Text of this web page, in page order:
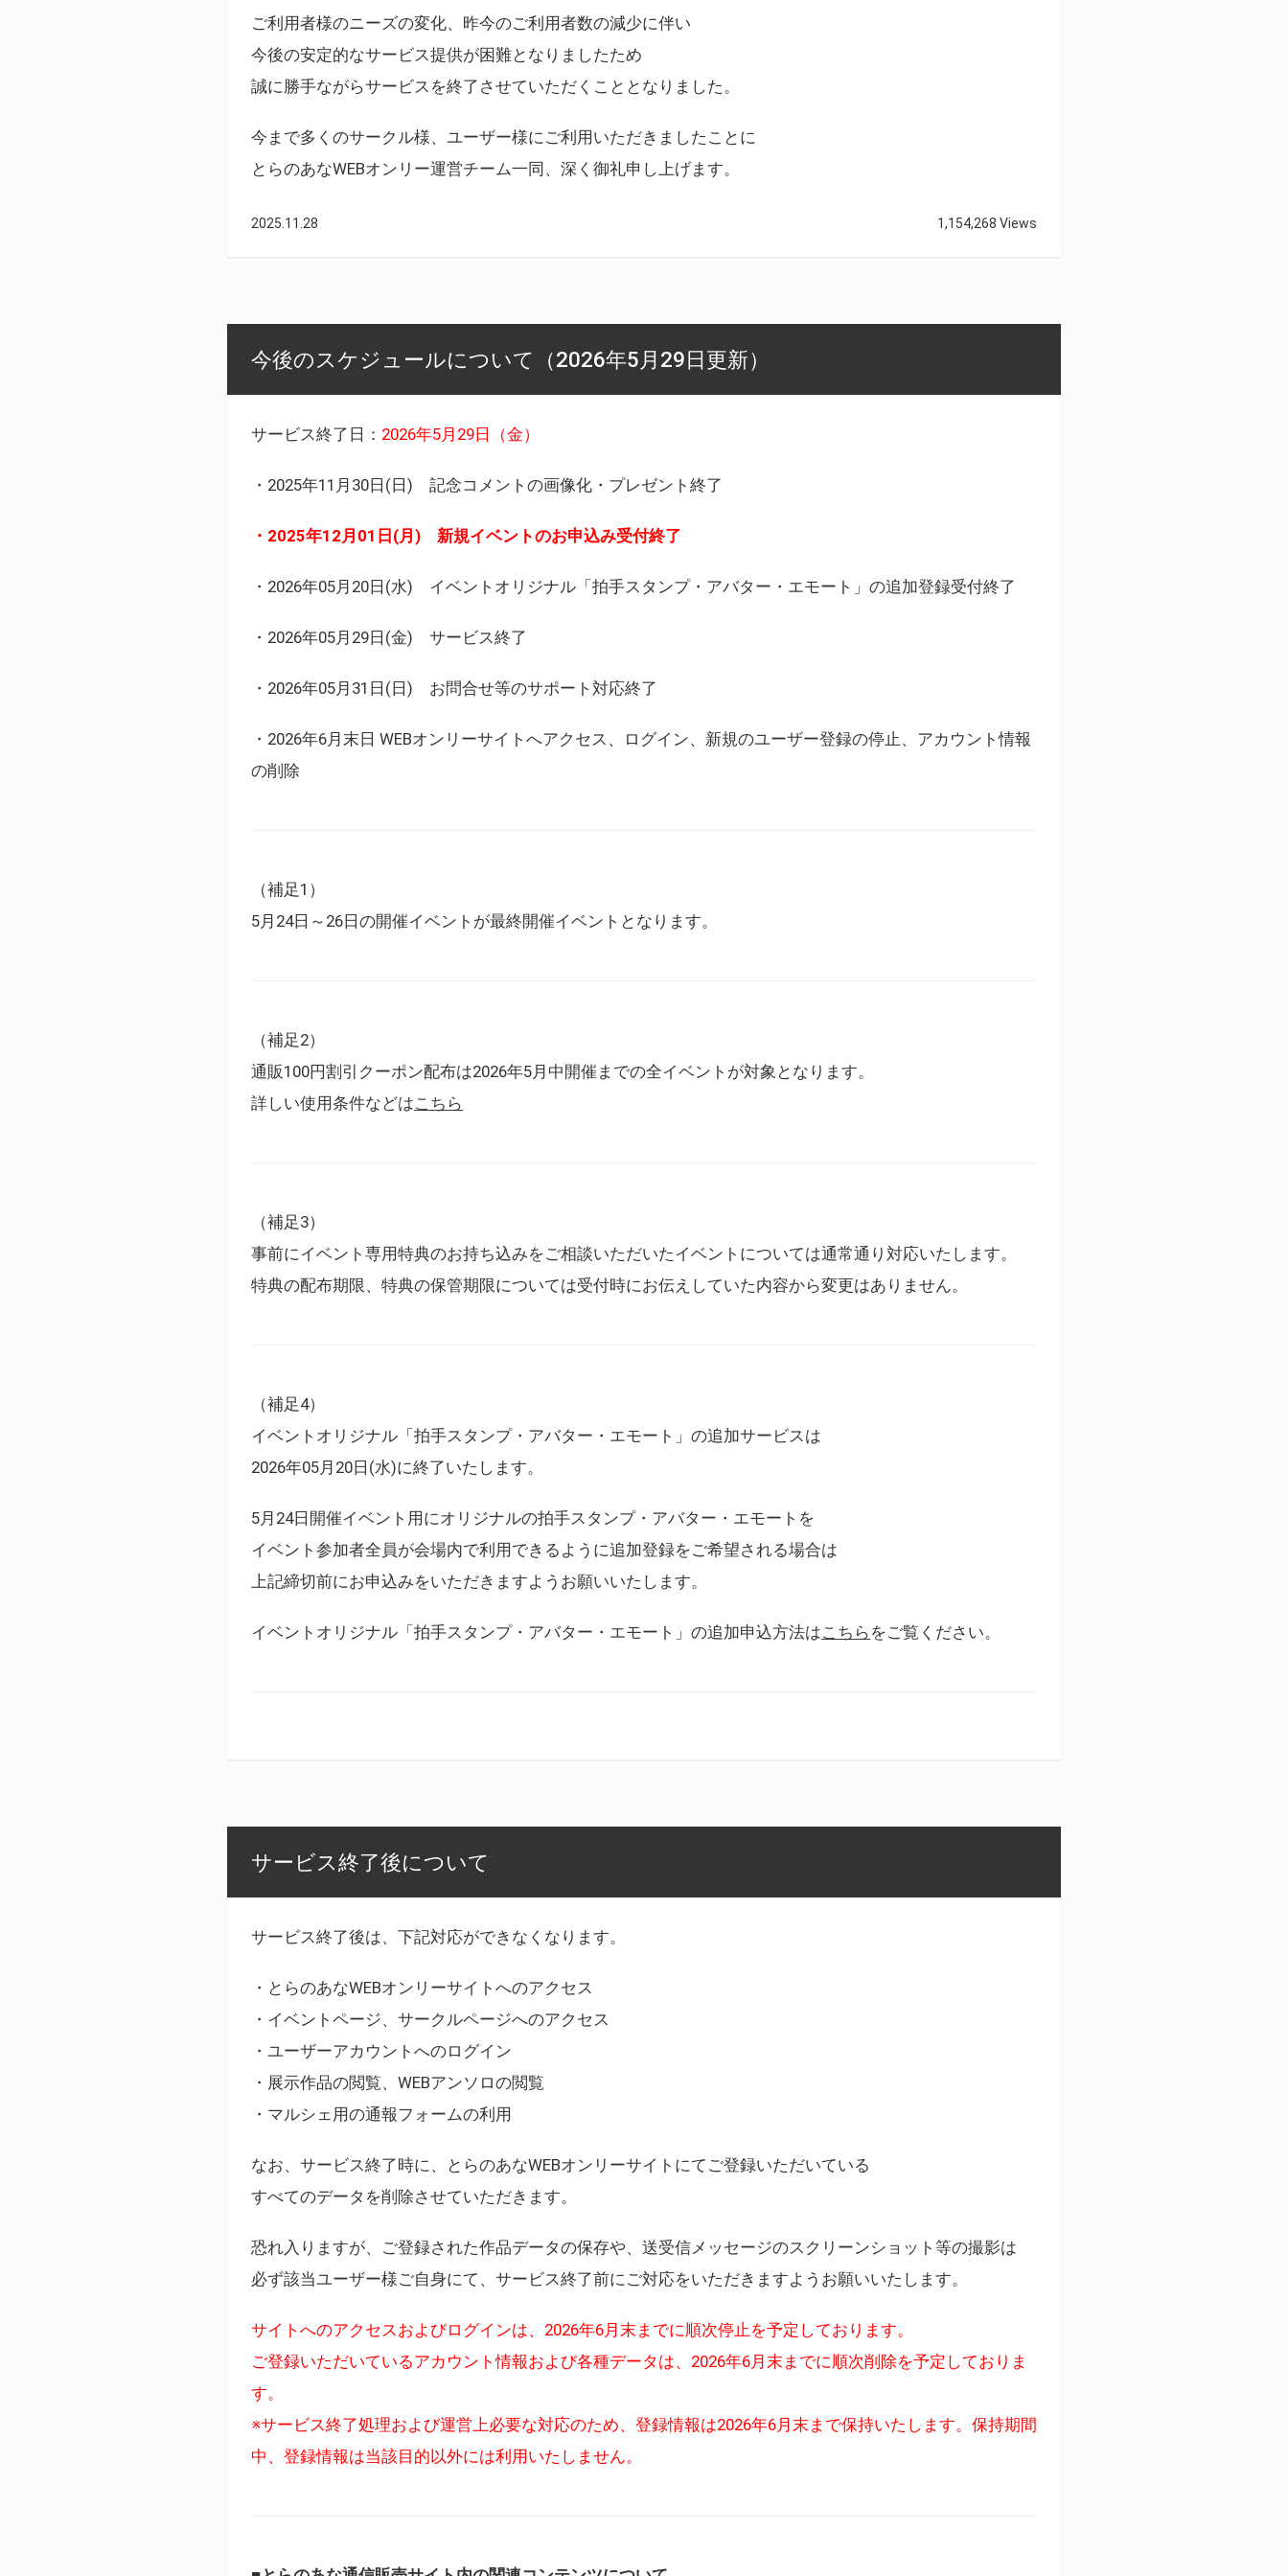
ご利用者様のニーズの変化、昨今のご利用者数の減少に伴い
今後の安定的なサービス提供が困難となりましたため
誠に勝手ながらサービスを終了させていただくこととなりました。
今まで多くのサークル様、ユーザー様にご利用いただきましたことに
とらのあなWEBオンリー運営チーム一同、深く御礼申し上げます。
2025.11.28 1,154,268 Views
今後のスケジュールについて（2026年5月29日更新）
サービス終了日： 2026年5月29日（金）
・2025年11月30日(日) 記念コメントの画像化・プレゼント終了
・2025年12月01日(月) 新規イベントのお申込み受付終了
・2026年05月20日(水) イベントオリジナル「拍手スタンプ・アバター・エモート」の追加登録受付終了
・2026年05月29日(金) サービス終了
・2026年05月31日(日) お問合せ等のサポート対応終了
・2026年6月末日 WEBオンリーサイトへアクセス、ログイン、新規のユーザー登録の停止、アカウント情報
の削除
（補足1）
5月24日～26日の開催イベントが最終開催イベントとなります。
（補足2）
通販100円割引クーポン配布は2026年5月中開催までの全イベントが対象となります。
詳しい使用条件などはこちら
（補足3）
事前にイベント専用特典のお持ち込みをご相談いただいたイベントについては通常通り対応いたします。
特典の配布期限、特典の保管期限については受付時にお伝えしていた内容から変更はありません。
（補足4）
イベントオリジナル「拍手スタンプ・アバター・エモート」の追加サービスは
2026年05月20日(水)に終了いたします。
5月24日開催イベント用にオリジナルの拍手スタンプ・アバター・エモートを
イベント参加者全員が会場内で利用できるように追加登録をご希望される場合は
上記締切前にお申込みをいただきますようお願いいたします。
イベントオリジナル「拍手スタンプ・アバター・エモート」の追加申込方法はこちら をご覧ください。
サービス終了後について
サービス終了後は、下記対応ができなくなります。
・とらのあなWEBオンリーサイトへのアクセス
・イベントページ、サークルページへのアクセス
・ユーザーアカウントへのログイン
・展示作品の閲覧、WEBアンソロの閲覧
・マルシェ用の通報フォームの利用
なお、サービス終了時に、とらのあなWEBオンリーサイトにてご登録いただいている
すべてのデータを削除させていただきます。
恐れ入りますが、ご登録された作品データの保存や、送受信メッセージのスクリーンショット等の撮影は
必ず該当ユーザー様ご自身にて、サービス終了前にご対応をいただきますようお願いいたします。
サイトへのアクセスおよびログインは、2026年6月末までに順次停止を予定しております。
ご登録いただいているアカウント情報および各種データは、2026年6月末までに順次削除を予定しておりま
す。
※サービス終了処理および運営上必要な対応のため、登録情報は2026年6月末まで保持いたします。保持期間
中、登録情報は当該目的以外には利用いたしません。